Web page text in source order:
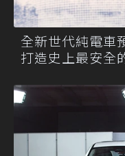
全新世代純電
打造史上最安全